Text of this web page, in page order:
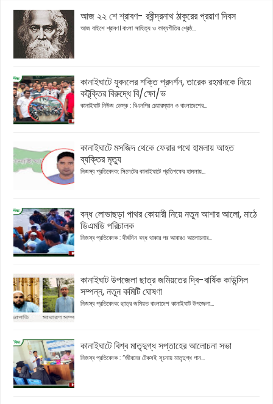
আজ ২২ শে শ্রাবণ- রবীন্দ্রনাথ ঠাকুরের প্রয়াণ দিবস
আজ বাইশে শ্রাবণ। বাংলা সাহিত্য ও কাব্যগীতির শ্রেষ্ঠ...
কানাইঘাটে যুবদলের শক্তি প্রদর্শন, তারেক রহমানকে নিয়ে
কটূক্তির বিরুদ্ধে বি/ক্ষো/ভ
কানাইঘাট নিউজ ডেস্ক : বিএনপির চেয়ারম্যান ও বাংলাদেশের...
কানাইঘাটে মসজিদ থেকে ফেরার পথে হামলায় আহত
ব্যক্তির মৃত্যু
নিজস্ব প্রতিবেদক: সিলেটের কানাইঘাটে প্রতিপক্ষের হামলায়...
বন্ধ লোভাছড়া পাথর কোয়ারী নিয়ে নতুন আশার আলো, মাঠে
ডিএমডি পরিচালক
নিজস্ব প্রতিবেদক : দীর্ঘদিন বন্ধ থাকার পর আবারও আলোচনার...
কানাইঘাট উপজেলা ছাত্র জমিয়তের দ্বি-বার্ষিক কাউন্সিল
সম্পন্ন, নতুন কমিটি ঘোষণা
নিজস্ব প্রতিবেদক: ছাত্র জমিয়ত বাংলাদেশ কানাইঘাট উপজেলা...
কানাইঘাটে বিশ্ব মাতৃদুগ্ধ সপ্তাহের আলোচনা সভা
নিজস্ব প্রতিবেদক : “জীবনের টেকসই সূচনায় মাতৃদুগ্ধ পান...